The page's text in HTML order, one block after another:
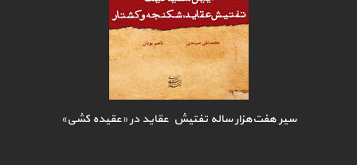
سیر هفت‌هزار ساله تفتیش عقاید در «عقیده کشی»